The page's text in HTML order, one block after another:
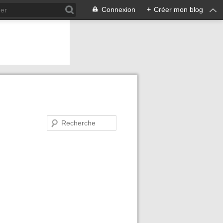
Connexion + Créer mon blog